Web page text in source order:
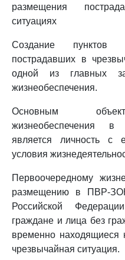
размещения
ситуациях
Создание пунктов
пострадавших в
одной из главных
жизнеобеспечения.
Основным
жизнеобеспечения в
является личность с
условия
Первоочередному
размещению в ПВР-
Российской
граждане и лица без
временно находящиеся
чрезвычайная ситуация.